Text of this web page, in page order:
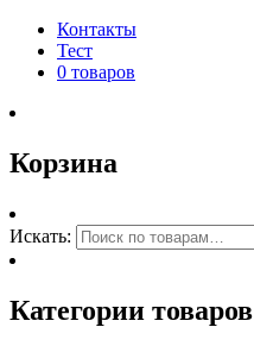
Контакты
Тест
0 товаров
Корзина
Искать:
Категории товаров